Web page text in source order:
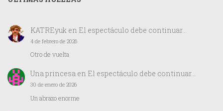
KATREyuk en El espectáculo debe continuar…
4 de febrero de 2026
Otro de vuelta
Una princesaen El espectáculo debe continuar…
30 de enero de 2026
Un abrazo enorme